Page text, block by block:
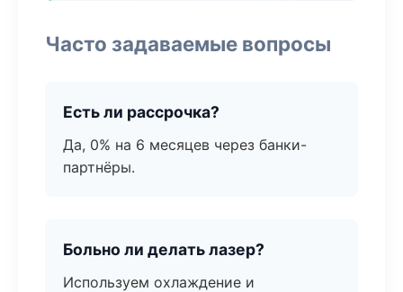
Часто задаваемые вопросы
Есть ли рассрочка?
Да, 0% на 6 месяцев через банки-
партнёры.
Больно ли делать лазер?
Используем охлаждение и